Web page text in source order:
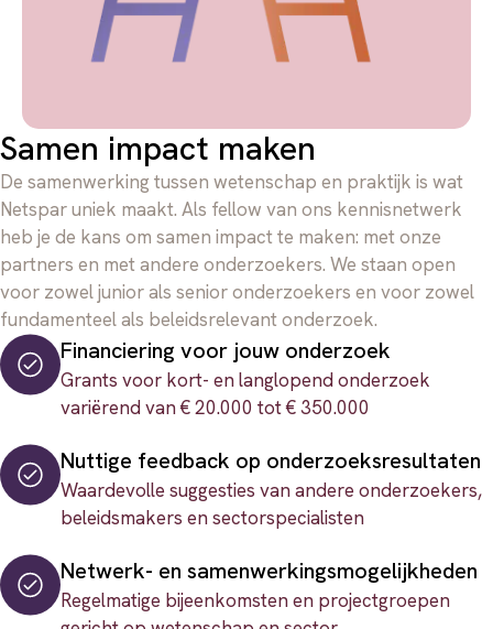
Samen impact maken
De samenwerking tussen wetenschap en praktijk is wat
Netspar uniek maakt. Als fellow van ons kennisnetwerk
heb je de kans om samen impact te maken: met onze
partners en met andere onderzoekers. We staan open
voor zowel junior als senior onderzoekers en voor zowel
fundamenteel als beleidsrelevant onderzoek.
Financiering voor jouw onderzoek
Grants voor kort- en langlopend onderzoek
variërend van € 20.000 tot € 350.000
Nuttige feedback op onderzoeksresultaten
Waardevolle suggesties van andere onderzoekers,
beleidsmakers en sectorspecialisten
Netwerk- en samenwerkingsmogelijkheden
Regelmatige bijeenkomsten en projectgroepen